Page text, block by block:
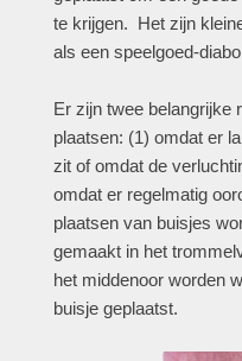
te krijgen. Het zijn
als een speelgoed-
Er zijn twee belangrijke
plaatsen: (1) omdat er
zit of omdat de
omdat er regelmatig
plaatsen van buisjes
gemaakt in het
het middenoor worden
buisje geplaatst.